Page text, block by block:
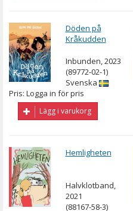
Döden på
Kråkudden
Inbunden, 2023
(89772-02-1)
Svenska
Pris: Logga in för pris
Lägg i varukorg
Hemligheten
Halvklotband,
2021
(88167-58-3)